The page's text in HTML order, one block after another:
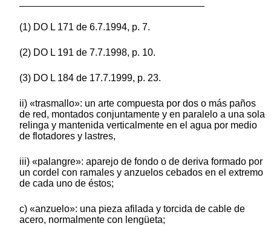
(1) DO L 171 de 6.7.1994, p. 7.
(2) DO L 191 de 7.7.1998, p. 10.
(3) DO L 184 de 17.7.1999, p. 23.
ii) «trasmallo»: un arte compuesta por dos o más paños
de red, montados conjuntamente y en paralelo a una sola
relinga y mantenida verticalmente en el agua por medio
de flotadores y lastres,
iii) «palangre»: aparejo de fondo o de deriva formado por
un cordel con ramales y anzuelos cebados en el extremo
de cada uno de éstos;
c) «anzuelo»: una pieza afilada y torcida de cable de
acero, normalmente con lengüeta;